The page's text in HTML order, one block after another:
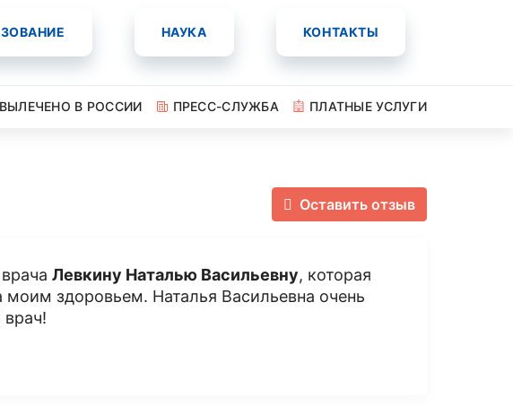
НАУКА КОНТАКТЫ
ВЫЛЕЧЕНО В РОССИИ ПРЕСС-СЛУЖБА
ПЛАТНЫЕ УСЛУГИ
Оставить отзыв
Левкину Наталью Васильевну, которая
здоровьем. Наталья Васильевна очень